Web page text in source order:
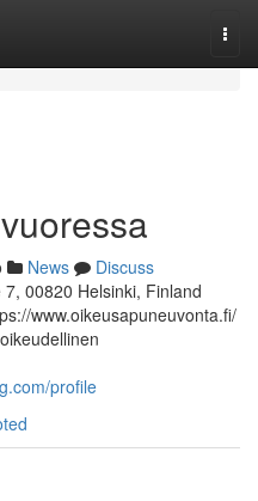
News
Discuss
00820 Helsinki, Finland
www.oikeusapuneuvonta.fi/
profile